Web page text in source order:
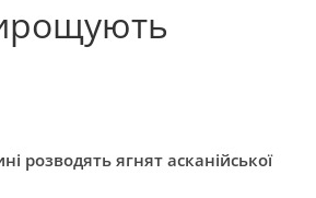
розводять ягнят асканійської